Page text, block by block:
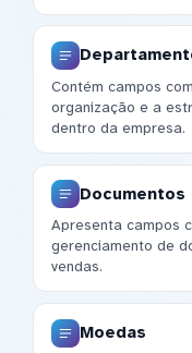
Contém campos
organização e a
dentro da empresa.
Documentos
Apresenta campos
gerenciamento de
vendas.
Moedas